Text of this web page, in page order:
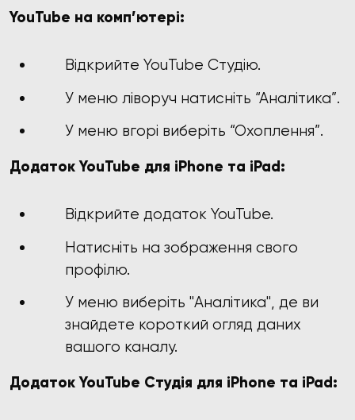
YouTube на комп’ютері:
Відкрийте YouTube Студію.
У меню ліворуч натисніть “Аналітика”.
У меню вгорі виберіть “Охоплення”.
Додаток YouTube для iPhone та iPad:
Відкрийте додаток YouTube.
Натисніть на зображення свого
профілю.
У меню виберіть "Аналітика", де ви
знайдете короткий огляд даних
вашого каналу.
Додаток YouTube Студія для iPhone та iPad: